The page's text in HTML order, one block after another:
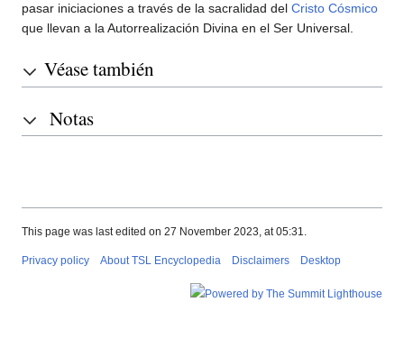
pasar iniciaciones a través de la sacralidad del Cristo Cósmico
que llevan a la Autorrealización Divina en el Ser Universal.
Véase también
Notas
This page was last edited on 27 November 2023, at 05:31.
Privacy policy About TSL Encyclopedia Disclaimers Desktop